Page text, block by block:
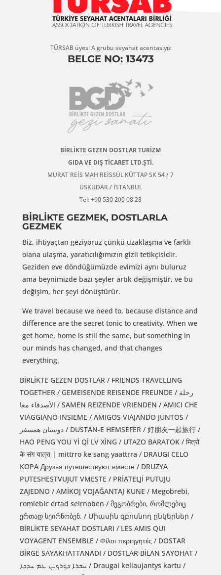
TÜRSAB üyesi A grubu seyahat acentasıyız
BELGE NO: 13473
BİRLİKTE GEZEN DOSTLAR TURİZM
GIDA VE DIŞ TİCARET LTD.ŞTİ.
MURAT REİS MAH REİSSÜL KÜTTAP SK 54 / 7
ÜSKÜDAR / İSTANBUL
Tel: +90 530 200 08 28
BİRLİKTE GEZMEK, DOSTLARLA
GEZMEK
Biz, ihtiyaçtan geziyoruz çünkü uzaklaşma ve farklı
olana ulaşma, yaratıcılığımızın gizli tetikçisidir.
Geziden eve döndüğümüzde evimizi aynı buluruz
ama beynimizde bazı şeyler artık değişmiştir, ve bu
değişim, her şeyi dönüştürür.
We travel because we need to, because distance and
difference are the secret tonic to creativity. When we
get home, home is still the same, but something in
our minds has changed, and that changes
everything.
BİRLİKTE GEZEN DOSTLAR / FRIENDS TRAVELLING
TOGETHER / GEMEISENDE REISENDE FREUNDE / رحلة
الأصدقاء معا / SAMEN REIZENDE VRIENDEN / AMICI CHE
VIAGGIANO INSIEME / AMIGOS VIAJANDO JUNTOS /
دوستان همسفر / DUSTAN-E HEMSEFER / 好朋友一起旅行 /
HAO PENG YOU Yİ Qİ LV XİNG / UTAZO BARATOK / मित्रों
के संग यात्रा | mittrro ke sang yaattrra / DRAUGI CELO
KOPA Друзья путешествуют вместе / DRUZYA
PUTESHESTVUJUT VMESTE / PRİATELJİ PUTUJU
ZAJEDNO / AMİKOJ VOJAĞANTAJ KUNE / Megobrebi,
romlebic ertad seirnoben / მეგობრები, რომლებიც
ერთად სეირნობენ. / Միասին զբոսնող ընկերներ /
BİRLİKTE SEYAHAT DOSTLARI / LES AMIS QUI
VOYAGENT ENSEMBLE / Φίλοι περιηγητές / DOSTAR
BİRGE SAYAKHATTANADI / DOSTLAR BİLAN SAYOHAT /
ܚܒܪܐ ܕܟܪܟܝܢ ܥܡ ܚܕܕܐ / Draugai keliaujantys kartu /